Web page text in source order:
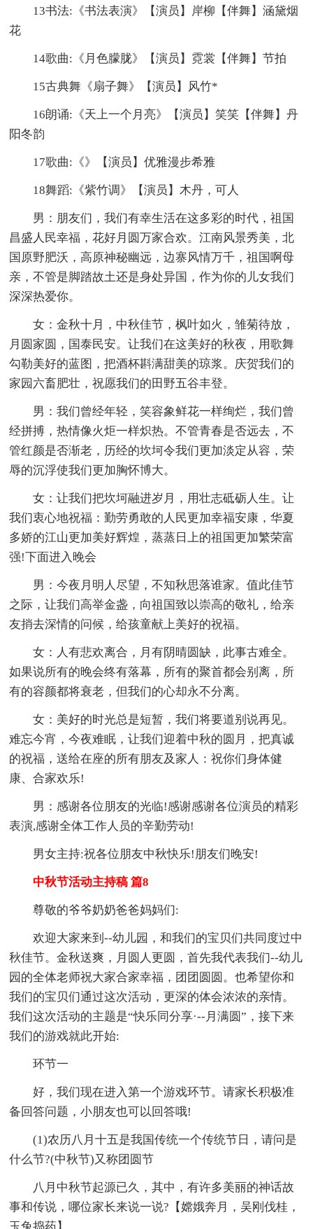
13书法:《书法表演》【演员】岸柳【伴舞】涵黛烟
花
14歌曲:《月色朦胧》【演员】霓裳【伴舞】节拍
15古典舞《扇子舞》【演员】风竹*
16朗诵:《天上一个月亮》【演员】笑笑【伴舞】丹
阳冬韵
17歌曲:《》【演员】优雅漫步希雅
18舞蹈:《紫竹调》【演员】木丹，可人
男：朋友们，我们有幸生活在这多彩的时代，祖国
昌盛人民幸福，花好月圆万家合欢。江南风景秀美，北
国原野肥沃，高原神秘幽远，边寨风情万千，祖国啊母
亲，不管是脚踏故土还是身处异国，作为你的儿女我们
深深热爱你。
女：金秋十月，中秋佳节，枫叶如火，雏菊待放，
月圆家圆，国泰民安。让我们在这美好的秋夜，用歌舞
勾勒美好的蓝图，把酒杯斟满甜美的琼浆。庆贺我们的
家园六畜肥壮，祝愿我们的田野五谷丰登。
男：我们曾经年轻，笑容象鲜花一样绚烂，我们曾
经拼搏，热情像火炬一样炽热。不管青春是否远去，不
管红颜是否渐老，历经的坎坷令我们更加淡定从容，荣
辱的沉浮使我们更加胸怀博大。
女：让我们把坎坷融进岁月，用壮志砥砺人生。让
我们衷心地祝福：勤劳勇敢的人民更加幸福安康，华夏
多娇的江山更加美好辉煌，蒸蒸日上的祖国更加繁荣富
强!下面进入晚会
男：今夜月明人尽望，不知秋思落谁家。值此佳节
之际，让我们高举金盏，向祖国致以崇高的敬礼，给亲
友捎去深情的问候，给孩童献上美好的祝福。
女：人有悲欢离合，月有阴晴圆缺，此事古难全。
如果说所有的晚会终有落幕，所有的聚首都会别离，所
有的容颜都将衰老，但我们的心却永不分离。
女：美好的时光总是短暂，我们将要道别说再见。
难忘今宵，今夜难眠，让我们迎着中秋的圆月，把真诚
的祝福，送给在座的所有朋友及家人：祝你们身体健
康、合家欢乐!
男：感谢各位朋友的光临!感谢感谢各位演员的精彩
表演,感谢全体工作人员的辛勤劳动!
男女主持:祝各位朋友中秋快乐!朋友们晚安!
中秋节活动主持稿 篇8
尊敬的爷爷奶奶爸爸妈妈们:
欢迎大家来到--幼儿园，和我们的宝贝们共同度过中
秋佳节。金秋送爽，月圆人更圆，首先我代表我们--幼儿
园的全体老师祝大家合家幸福，团团圆圆。也希望你和
我们的宝贝们通过这次活动，更深的体会浓浓的亲情。
我们这次活动的主题是“快乐同分享·--月满圆”，接下来
我们的游戏就此开始:
环节一
好，我们现在进入第一个游戏环节。请家长积极准
备回答问题，小朋友也可以回答哦!
(1)农历八月十五是我国传统一个传统节日，请问是
什么节?(中秋节)又称团圆节
八月中秋节起源已久，其中，有许多美丽的神话故
事和传说，哪位家长来说一说?【嫦娥奔月，吴刚伐桂，